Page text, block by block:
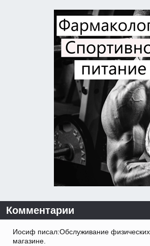
Комментарии
Иосиф писал:Обслуживание
магазине.